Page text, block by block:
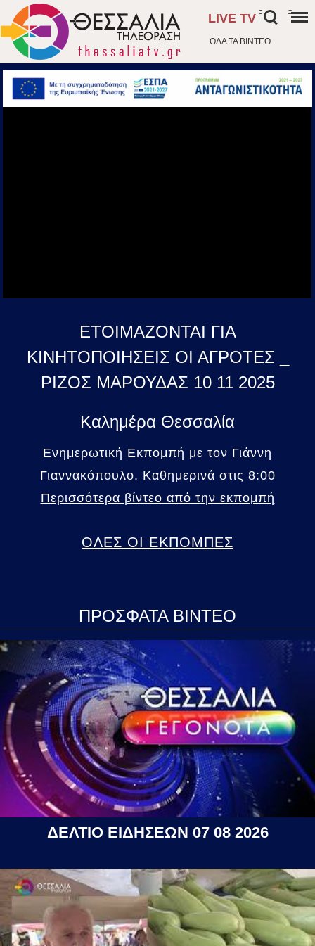
ΟΛΑ ΤΑ ΒΙΝΤΕΟ
LIVE TV
- -
ΕΤΟΙΜΑΖΟΝΤΑΙ ΓΙΑ
ΚΙΝΗΤΟΠΟΙΗΣΕΙΣ ΟΙ ΑΓΡΟΤΕΣ _
ΡΙΖΟΣ ΜΑΡΟΥΔΑΣ 10 11 2025
Καλημέρα Θεσσαλία
Ενημερωτική Εκπομπή με τον Γιάννη
Γιαννακόπουλο. Καθημερινά στις 8:00
Περισσότερα βίντεο από την εκπομπή
ΟΛΕΣ ΟΙ ΕΚΠΟΜΠΕΣ
ΠΡΟΣΦΑΤΑ ΒΙΝΤΕΟ
ΔΕΛΤΙΟ ΕΙΔΗΣΕΩΝ 07 08 2026